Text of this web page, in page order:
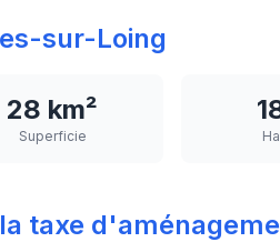
sur-Loing
28 km²
Superficie
taxe